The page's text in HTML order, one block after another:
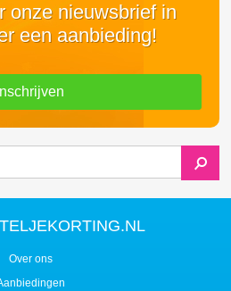
onze nieuwsbrief in
een aanbieding!
Inschrijven
Over ons